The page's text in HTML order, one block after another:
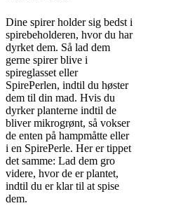
Dine spirer holder sig bedst i
spirebeholderen, hvor du har
dyrket dem. Så lad dem
gerne spirer blive i
spireglasset eller
SpirePerlen, indtil du høster
dem til din mad. Hvis du
dyrker planterne indtil de
bliver mikrogrønt, så vokser
de enten på hampmåtte eller
i en SpirePerle. Her er tippet
det samme: Lad dem gro
videre, hvor de er plantet,
indtil du er klar til at spise
dem.